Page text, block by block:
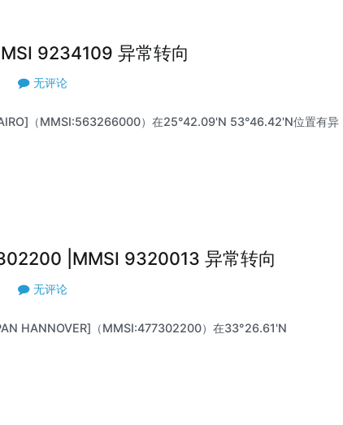
9234109 异常转向
无评论
（MMSI:563266000）在25°42.09'N 53°46.42'N位置有异
|MMSI 9320013 异常转向
无评论
HANNOVER]（MMSI:477302200）在33°26.61'N